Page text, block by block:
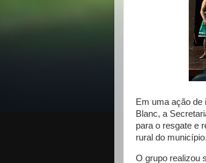
Em uma ação de
Blanc, a
para o resgate e
rural do município.
O grupo realizou